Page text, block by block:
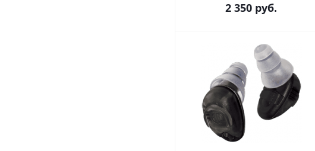
2 350 руб.